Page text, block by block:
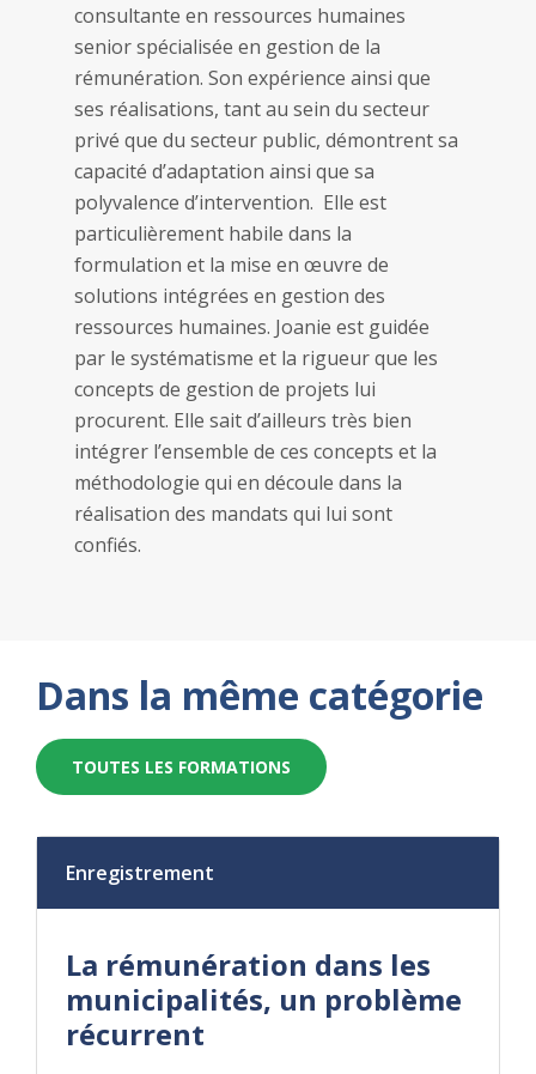
consultante en ressources humaines
senior spécialisée en gestion de la
rémunération. Son expérience ainsi que
ses réalisations, tant au sein du secteur
privé que du secteur public, démontrent sa
capacité d’adaptation ainsi que sa
polyvalence d’intervention. Elle est
particulièrement habile dans la
formulation et la mise en œuvre de
solutions intégrées en gestion des
ressources humaines. Joanie est guidée
par le systématisme et la rigueur que les
concepts de gestion de projets lui
procurent. Elle sait d’ailleurs très bien
intégrer l’ensemble de ces concepts et la
méthodologie qui en découle dans la
réalisation des mandats qui lui sont
confiés.
Dans la même catégorie
TOUTES LES FORMATIONS
Enregistrement
La rémunération dans les
municipalités, un problème
récurrent